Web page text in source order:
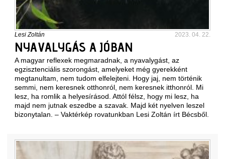
Lesi Zoltán 2023. 04. 22.
NYAVALYGÁS A JÓBAN
A magyar reflexek megmaradnak, a nyavalygást, az
egzisztenciális szorongást, amelyeket még gyerekként
megtanultam, nem tudom elfelejteni. Hogy jaj, nem történik
semmi, nem keresnek otthonról, nem keresnek itthonról. Mi
lesz, ha romlik a helyesírásod. Attól félsz, hogy mi lesz, ha
majd nem jutnak eszedbe a szavak. Majd két nyelven leszel
bizonytalan. – Vaktérkép rovatunkban Lesi Zoltán írt Bécsből.